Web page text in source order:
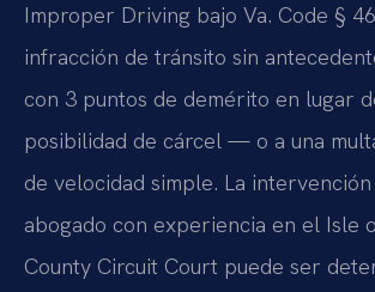
Improper Driving bajo Va. Code §
infracción de tránsito sin
con 3 puntos de demérito en lugar
posibilidad de cárcel — o a una
de velocidad simple. La
abogado con experiencia en el Isle
County Circuit Court puede ser